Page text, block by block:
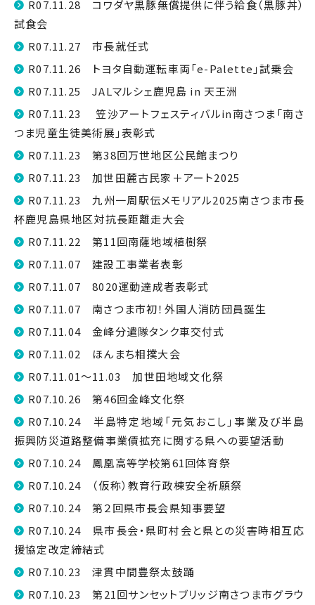
R07.11.28 コワダヤ黒豚無償提供に伴う給食（黒豚丼）
試食会
R07.11.27 市長就任式
R07.11.26 トヨタ自動運転車両「e-Palette」試乗会
R07.11.25 JALマルシェ鹿児島 in 天王洲
R07.11.23 笠沙アートフェスティバルin南さつま「南さ
つま児童生徒美術展」表彰式
R07.11.23 第38回万世地区公民館まつり
R07.11.23 加世田麓古民家＋アート2025
R07.11.23 九州一周駅伝メモリアル2025南さつま市長
杯鹿児島県地区対抗長距離走大会
R07.11.22 第11回南薩地域植樹祭
R07.11.07 建設工事業者表彰
R07.11.07 8020運動達成者表彰式
R07.11.07 南さつま市初！外国人消防団員誕生
R07.11.04 金峰分遣隊タンク車交付式
R07.11.02 ほんまち相撲大会
R07.11.01～11.03 加世田地域文化祭
R07.10.26 第46回金峰文化祭
R07.10.24 半島特定地域「元気おこし」事業及び半島
振興防災道路整備事業債拡充に関する県への要望活動
R07.10.24 鳳凰高等学校第61回体育祭
R07.10.24 （仮称）教育行政棟安全祈願祭
R07.10.24 第２回県市長会県知事要望
R07.10.24 県市長会・県町村会と県との災害時相互応
援協定改定締結式
R07.10.23 津貫中間豊祭太鼓踊
R07.10.23 第21回サンセットブリッジ南さつま市グラウ